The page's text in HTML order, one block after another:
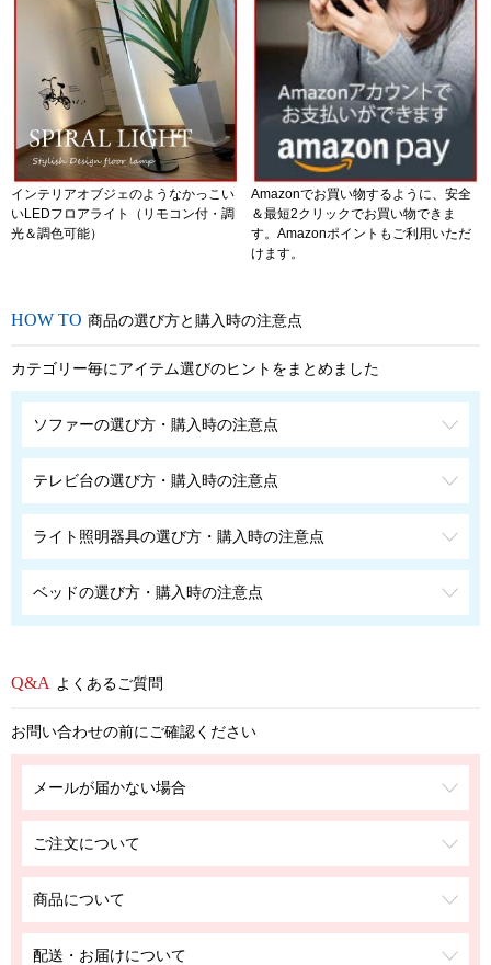
インテリアオブジェのようなかっこい
いLEDフロアライト（リモコン付・調
光＆調色可能）
Amazonでお買い物するように、安全
＆最短2クリックでお買い物できま
す。Amazonポイントもご利用いただ
けます。
商品の選び方と購入時の注意点
カテゴリー毎にアイテム選びのヒントをまとめました
ソファーの選び方・購入時の注意点
テレビ台の選び方・購入時の注意点
ライト照明器具の選び方・購入時の注意点
ベッドの選び方・購入時の注意点
よくあるご質問
お問い合わせの前にご確認ください
メールが届かない場合
ご注文について
商品について
配送・お届けについて